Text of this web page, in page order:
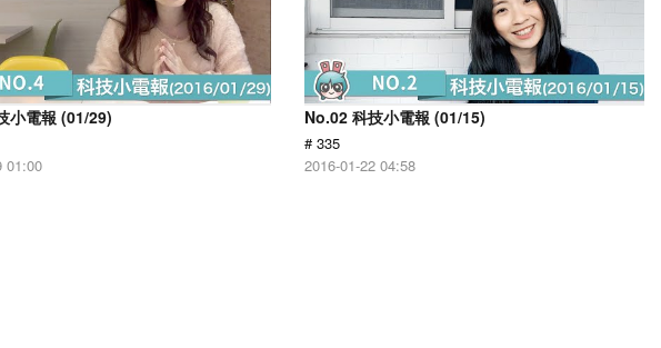
小電報 (01/29)
01:00
No.02 科技小電報 (01/15)
# 335
2016-01-22 04:58